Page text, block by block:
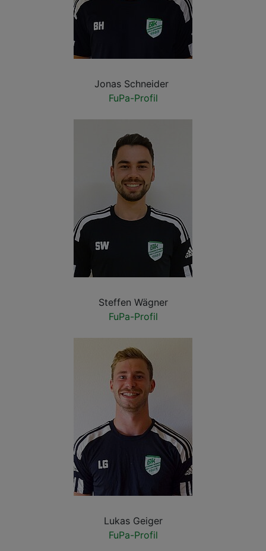
Jonas Schneider
FuPa-Profil
Steffen Wägner
FuPa-Profil
Lukas Geiger
FuPa-Profil